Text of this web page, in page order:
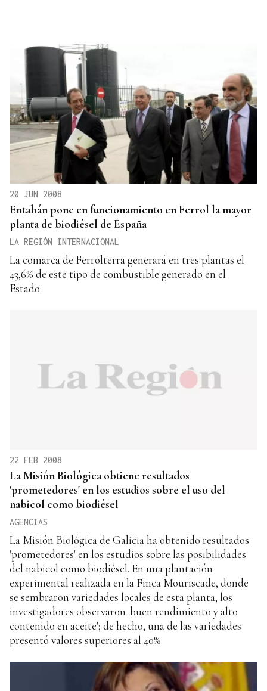
20 JUN 2008
Entabán pone en funcionamiento en Ferrol la mayor
planta de biodiésel de España
LA REGIÓN INTERNACIONAL
La comarca de Ferrolterra generará en tres plantas el
43,6% de este tipo de combustible generado en el
Estado
22 FEB 2008
La Misión Biológica obtiene resultados
'prometedores' en los estudios sobre el uso del
nabicol como biodiésel
AGENCIAS
La Misión Biológica de Galicia ha obtenido resultados
'prometedores' en los estudios sobre las posibilidades
del nabicol como biodiésel. En una plantación
experimental realizada en la Finca Mouriscade, donde
se sembraron variedades locales de esta planta, los
investigadores observaron 'buen rendimiento y alto
contenido en aceite'; de hecho, una de las variedades
presentó valores superiores al 40%.